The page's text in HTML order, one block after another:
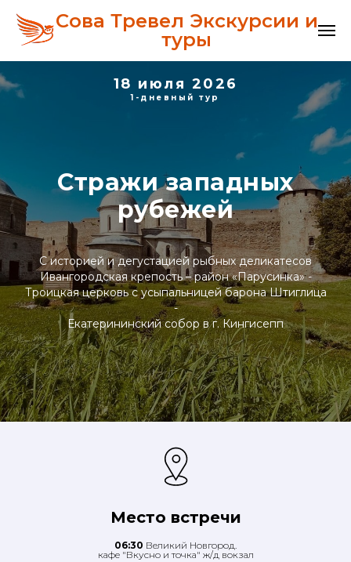
Сова Тревел Экскурсии и
туры
18 июля 2026
1-дневный тур
Стражи западных
рубежей
С историей и дегустацией рыбных деликатесов
Ивангородская крепость – район «Парусинка» -
Троицкая церковь с усыпальницей барона Штиглица
-
Екатерининский собор в г. Кингисепп
Место встречи
06:30 Великий Новгород.
кафе "Вкусно и точка" ж/д вокзал